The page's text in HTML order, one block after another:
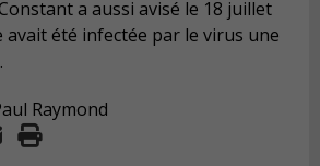
a aussi avisé le 18 juillet
avaitété infectée par le virus une
Raymond